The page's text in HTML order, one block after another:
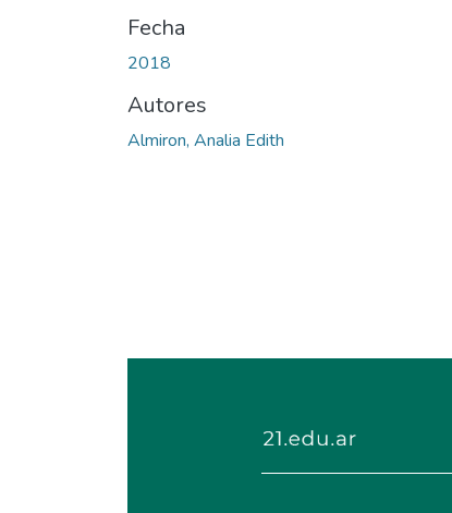
Fecha
2018
Autores
Almiron, Analia Edith